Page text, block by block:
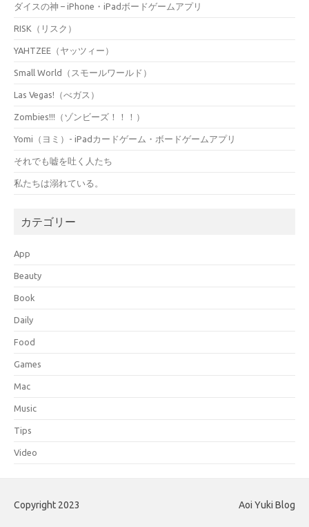
ダイスの神 – iPhone・iPadボードゲームアプリ
RISK（リスク）
YAHTZEE（ヤッツィー）
Small World（スモールワールド）
Las Vegas!（べガス）
Zombies!!!（ゾンビーズ！！！）
Yomi（ヨミ）- iPadカードゲーム・ボードゲームアプリ
それでも嘘を吐く人たち
私たちは溺れている。
カテゴリー
App
Beauty
Book
Daily
Food
Games
Mac
Music
Tips
Video
Copyright 2023 Aoi Yuki Blog